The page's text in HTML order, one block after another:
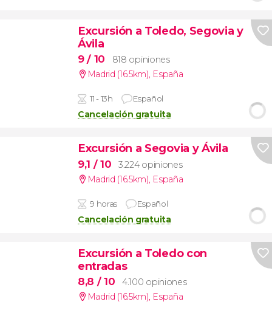
Excursión a Toledo, Segovia y
Ávila
9/ 10
818 opiniones
Madrid (16.5km), España
11 - 13h Español
Cancelación gratuita
Excursión a Segovia y Ávila
9,1 / 10
3.224 opiniones
Madrid (16.5km), España
9 horas Español
Cancelación gratuita
Excursión a Toledo con
entradas
8,8 / 10
4.100 opiniones
Madrid (16.5km), España